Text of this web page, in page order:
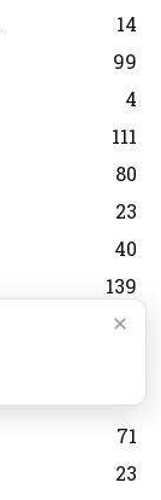
14
99
4
111
80
23
40
139
36
71
23
×